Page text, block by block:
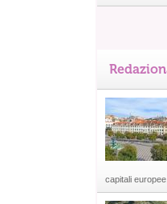
capitali